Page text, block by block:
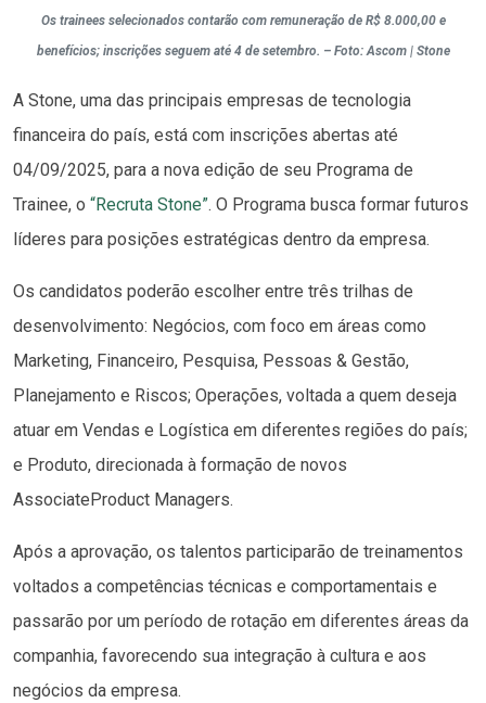
Os trainees selecionados contarão com remuneração de R$ 8.000,00 e
benefícios; inscrições seguem até 4 de setembro. – Foto: Ascom | Stone
A Stone, uma das principais empresas de tecnologia
financeira do país, está com inscrições abertas até
04/09/2025, para a nova edição de seu Programa de
Trainee, o “Recruta Stone”. O Programa busca formar futuros
líderes para posições estratégicas dentro da empresa.
Os candidatos poderão escolher entre três trilhas de
desenvolvimento: Negócios, com foco em áreas como
Marketing, Financeiro, Pesquisa, Pessoas & Gestão,
Planejamento e Riscos; Operações, voltada a quem deseja
atuar em Vendas e Logística em diferentes regiões do país;
e Produto, direcionada à formação de novos
AssociateProduct Managers.
Após a aprovação, os talentos participarão de treinamentos
voltados a competências técnicas e comportamentais e
passarão por um período de rotação em diferentes áreas da
companhia, favorecendo sua integração à cultura e aos
negócios da empresa.